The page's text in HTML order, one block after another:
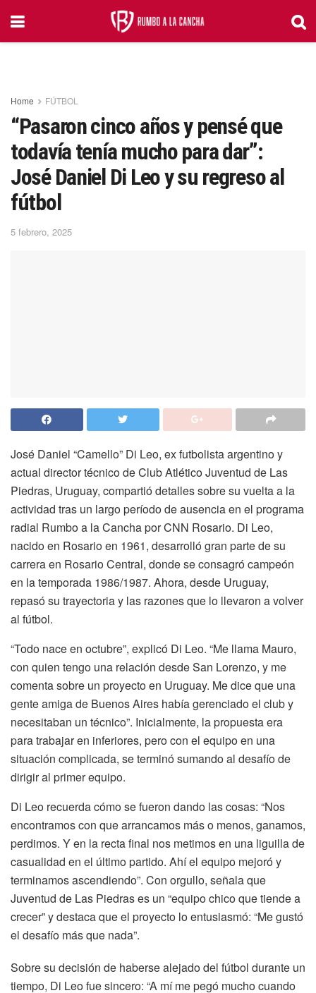
Home FÚTBOL
“Pasaron cinco años y pensé que
todavía tenía mucho para dar”:
José Daniel Di Leo y su regreso al
fútbol
5 febrero, 2025
José Daniel “Camello” Di Leo, ex futbolista argentino y
actual director técnico de Club Atlético Juventud de Las
Piedras, Uruguay, compartió detalles sobre su vuelta a la
actividad tras un largo período de ausencia en el programa
radial Rumbo a la Cancha por CNN Rosario. Di Leo,
nacido en Rosario en 1961, desarrolló gran parte de su
carrera en Rosario Central, donde se consagró campeón
en la temporada 1986/1987. Ahora, desde Uruguay,
repasó su trayectoria y las razones que lo llevaron a volver
al fútbol.
“Todo nace en octubre”, explicó Di Leo. “Me llama Mauro,
con quien tengo una relación desde San Lorenzo, y me
comenta sobre un proyecto en Uruguay. Me dice que una
gente amiga de Buenos Aires había gerenciado el club y
necesitaban un técnico”. Inicialmente, la propuesta era
para trabajar en inferiores, pero con el equipo en una
situación complicada, se terminó sumando al desafío de
dirigir al primer equipo.
Di Leo recuerda cómo se fueron dando las cosas: “Nos
encontramos con que arrancamos más o menos, ganamos,
perdimos. Y en la recta final nos metimos en una liguilla de
casualidad en el último partido. Ahí el equipo mejoró y
terminamos ascendiendo”. Con orgullo, señala que
Juventud de Las Piedras es un “equipo chico que tiende a
crecer” y destaca que el proyecto lo entusiasmó: “Me gustó
el desafío más que nada”.
Sobre su decisión de haberse alejado del fútbol durante un
tiempo, Di Leo fue sincero: “A mí me pegó mucho cuando